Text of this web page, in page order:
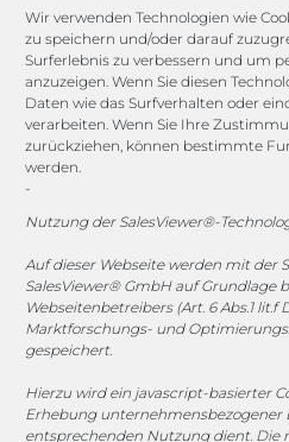
Wir verwenden Technologien wie
zu speichern und/oder darauf
Surferlebnis zu verbessern und um
anzuzeigen. Wenn Sie diesen
Daten wie das Surfverhalten oder
verarbeiten. Wenn Sie Ihre
zurückziehen, können bestimmte
werden.
-
Nutzung der SalesViewer®-
Auf dieser Webseite werden mit der
SalesViewer® GmbH auf Grundlage
Webseitenbetreibers (Art. 6 Abs.1 lit.f
Marktforschungs- und
gespeichert.
Hierzu wird ein javascript-basierter
Erhebung unternehmensbezogener
entsprechenden Nutzung dient. Die
Channels
vertrieb@megasoft.de
+49 2173 265 06 0
Mo. - Do. 08:00 - 17:00 Uhr
Fr. 08:00 - 15:00 Uhr
Sponsoring
1. FC Monheim